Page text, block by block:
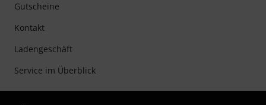
Gutscheine
Kontakt
Ladengeschäft
Service im Überblick